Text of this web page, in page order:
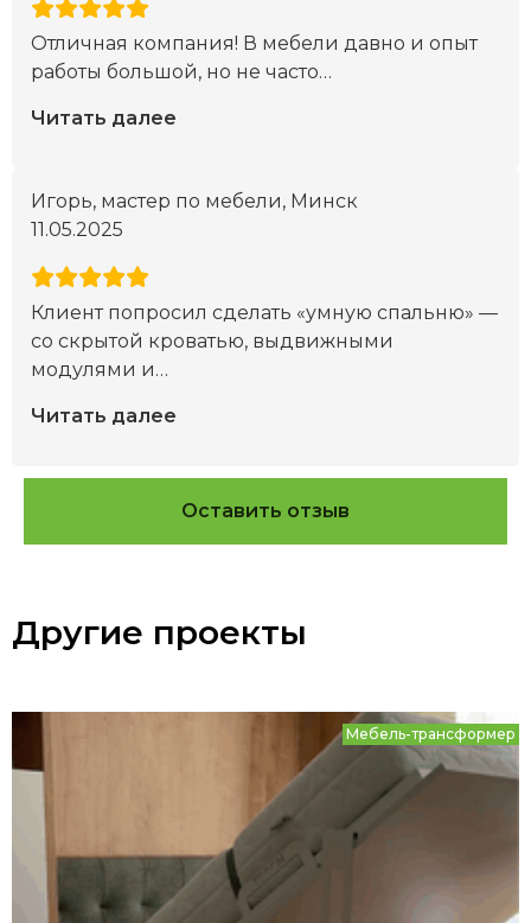
Отличная компания! В мебели давно и опыт
работы большой, но не часто…
Читать далее
Игорь, мастер по мебели, Минск
11.05.2025
Клиент попросил сделать «умную спальню» —
со скрытой кроватью, выдвижными
модулями и…
Читать далее
Оставить отзыв
Другие проекты
Мебель-трансформер